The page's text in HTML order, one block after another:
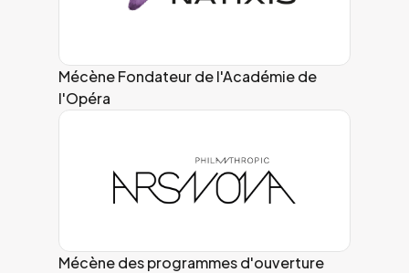
Mécène Fondateur de l'Académie de
l'Opéra
Mécène des programmes d'ouverture